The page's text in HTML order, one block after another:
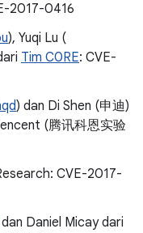
2017-0416
), Yuqi Lu (
Tim C0RE: CVE-
) dan Di Shen (申迪)
(腾讯科恩实验
CVE-2017-
dan Daniel Micay dari